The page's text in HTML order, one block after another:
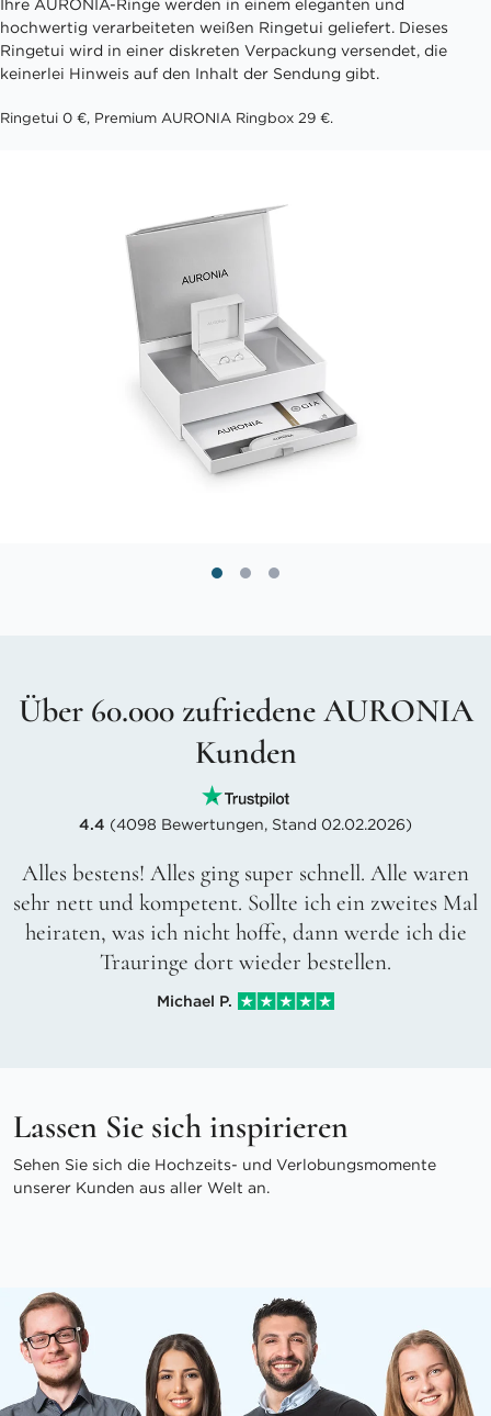
Ihre AURONIA-Ringe werden in einem eleganten und
hochwertig verarbeiteten weißen Ringetui geliefert. Dieses
Ringetui wird in einer diskreten Verpackung versendet, die
keinerlei Hinweis auf den Inhalt der Sendung gibt.
Ringetui 0 €, Premium AURONIA Ringbox 29 €.
Über 60.000 zufriedene AURONIA
Kunden
4.4 (4098 Bewertungen, Stand 02.02.2026)
Alles bestens! Alles ging super schnell. Alle waren
sehr nett und kompetent. Sollte ich ein zweites Mal
heiraten, was ich nicht hoffe, dann werde ich die
Trauringe dort wieder bestellen.
Michael P.
Lassen Sie sich inspirieren
Sehen Sie sich die Hochzeits- und Verlobungsmomente
unserer Kunden aus aller Welt an.